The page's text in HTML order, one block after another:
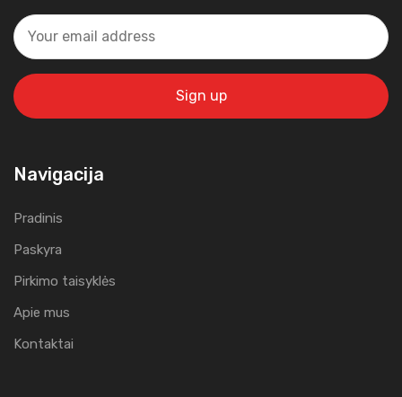
Navigacija
Pradinis
Paskyra
Pirkimo taisyklės
Apie mus
Kontaktai